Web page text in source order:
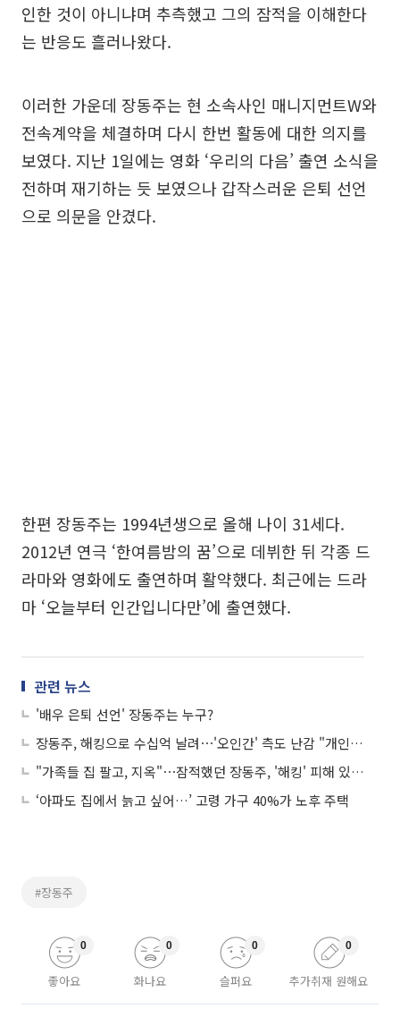
인한 것이 아니냐며 추측했고 그의 잠적을 이해한다
는 반응도 흘러나왔다.
이러한 가운데 장동주는 현 소속사인 매니지먼트W와
전속계약을 체결하며 다시 한번 활동에 대한 의지를
보였다. 지난 1일에는 영화 ‘우리의 다음’ 출연 소식을
전하며 재기하는 듯 보였으나 갑작스러운 은퇴 선언
으로 의문을 안겼다.
한편 장동주는 1994년생으로 올해 나이 31세다.
2012년 연극 ‘한여름밤의 꿈’으로 데뷔한 뒤 각종 드
라마와 영화에도 출연하며 활약했다. 최근에는 드라
마 ‘오늘부터 인간입니다만’에 출연했다.
관련 뉴스
'배우 은퇴 선언' 장동주는 누구?
장동주, 해킹으로 수십억 날려⋯'오인간' 측도 난감 "개인적 이슈"
"가족들 집 팔고, 지옥"⋯잠적했던 장동주, '해킹' 피해 있었다
‘아파도 집에서 늙고 싶어…’ 고령 가구 40%가 노후 주택
#장동주
좋아요
0
화나요
0
슬퍼요
0
추가취재 원해요
0